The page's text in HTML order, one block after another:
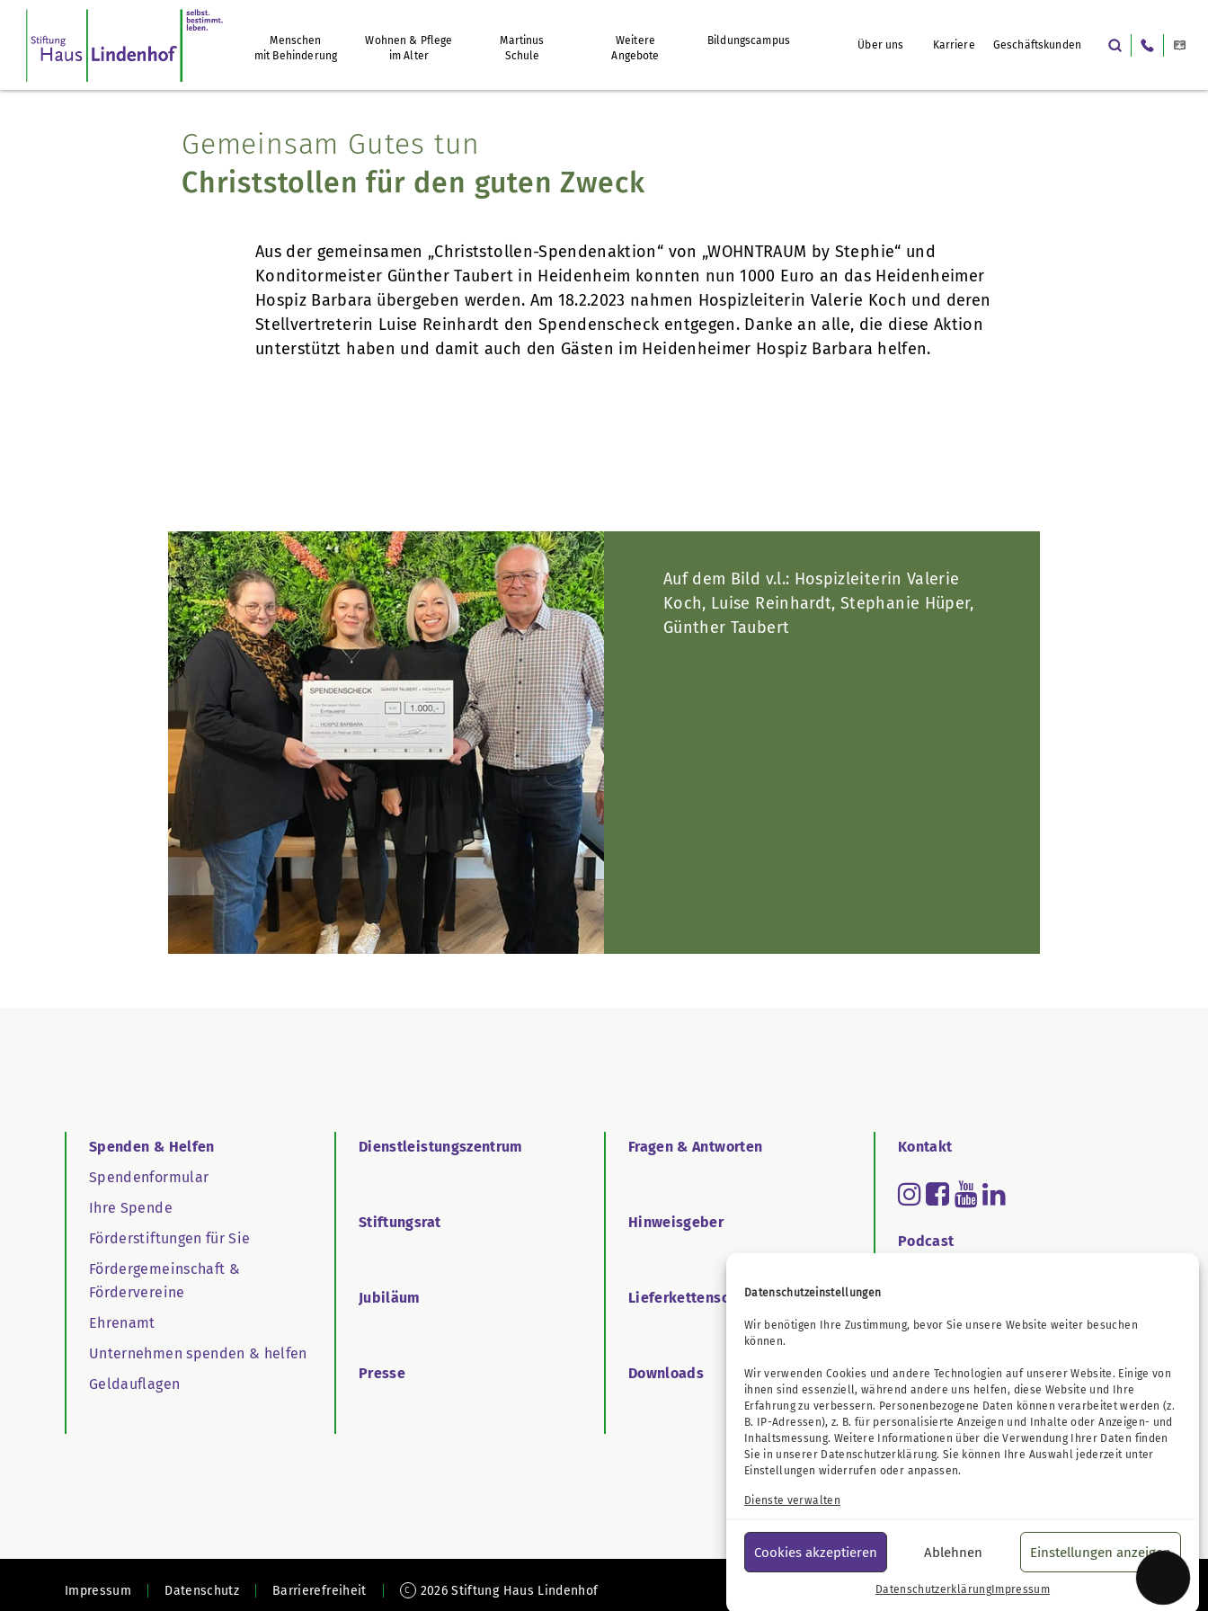
Datenschutzeinstellungen
Wir benötigen Ihre Zustimmung, bevor Sie unsere Website weiter besuchen
können.
Wir verwenden Cookies und andere Technologien auf unserer Website. Einige von
ihnen sind essenziell, während andere uns helfen, diese Website und Ihre
Erfahrung zu verbessern. Personenbezogene Daten können verarbeitet werden (z.
B. IP-Adressen), z. B. für personalisierte Anzeigen und Inhalte oder Anzeigen- und
Inhaltsmessung. Weitere Informationen über die Verwendung Ihrer Daten finden
Sie in unserer Datenschutzerklärung. Sie können Ihre Auswahl jederzeit unter
Einstellungen widerrufen oder anpassen.
Dienste verwalten
Cookies akzeptieren Ablehnen Einstellungen anzeigen
DatenschutzerklärungImpressum
Menschen
mit Behinderung
Wohnen & Pflege
im Alter
Martinus
Schule
Weitere
Angebote
Bildungscampus Über uns Karriere Geschäftskunden
Gemeinsam Gutes tun
Christstollen für den guten Zweck
Aus der gemeinsamen „Christstollen-Spendenaktion“ von „WOHNTRAUM by Stephie“ und
Konditormeister Günther Taubert in Heidenheim konnten nun 1000 Euro an das Heidenheimer
Hospiz Barbara übergeben werden. Am 18.2.2023 nahmen Hospizleiterin Valerie Koch und deren
Stellvertreterin Luise Reinhardt den Spendenscheck entgegen. Danke an alle, die diese Aktion
unterstützt haben und damit auch den Gästen im Heidenheimer Hospiz Barbara helfen.
Auf dem Bild v.l.: Hospizleiterin Valerie
Koch, Luise Reinhardt, Stephanie Hüper,
Günther Taubert
Spenden & Helfen
Spendenformular
Ihre Spende
Förderstiftungen für Sie
Fördergemeinschaft &
Fördervereine
Ehrenamt
Unternehmen spenden & helfen
Geldauflagen
Dienstleistungszentrum
Stiftungsrat
Jubiläum
Presse
Fragen & Antworten
Hinweisgeber
Lieferkettensorgfaltspflichtengesetz
Downloads
Kontakt
Podcast
Impressum Datenschutz Barrierefreiheit c 2026 Stiftung Haus Lindenhof